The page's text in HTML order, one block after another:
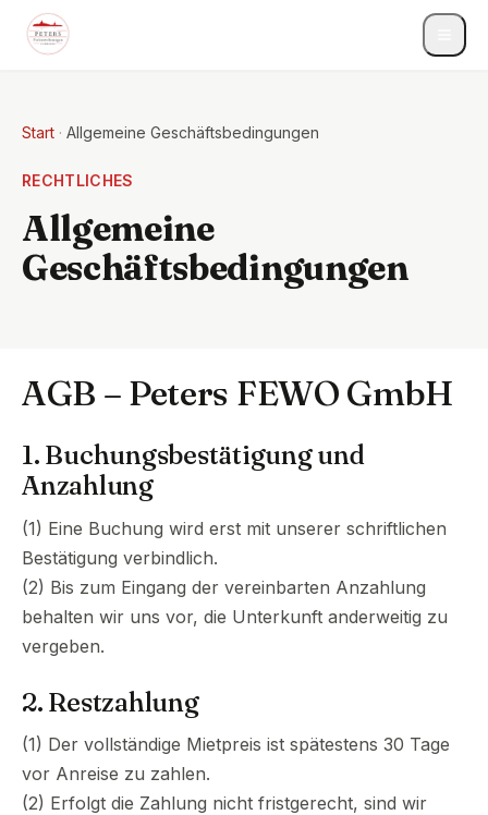
Start · Allgemeine Geschäftsbedingungen
RECHTLICHES
Allgemeine
Geschäftsbedingungen
AGB – Peters FEWO GmbH
1. Buchungsbestätigung und
Anzahlung
(1) Eine Buchung wird erst mit unserer schriftlichen
Bestätigung verbindlich.
(2) Bis zum Eingang der vereinbarten Anzahlung
behalten wir uns vor, die Unterkunft anderweitig zu
vergeben.
2. Restzahlung
(1) Der vollständige Mietpreis ist spätestens 30 Tage
vor Anreise zu zahlen.
(2) Erfolgt die Zahlung nicht fristgerecht, sind wir